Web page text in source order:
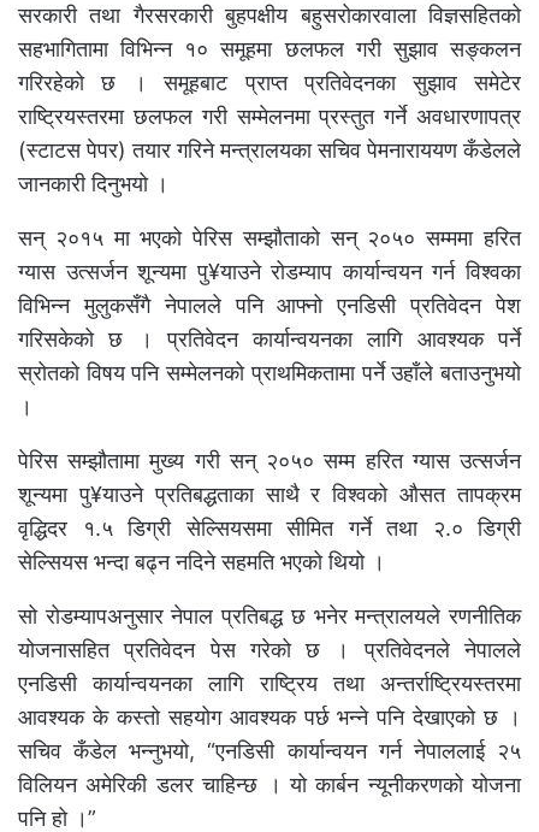
सरकारी तथा गैरसरकारी बुहपक्षीय बहुसरोकारवाला विज्ञसहितको
सहभागितामा विभिन्न १० समूहमा छलफल गरी सुझाव सङ्कलन
गरिरहेको छ । समूहबाट प्राप्त प्रतिवेदनका सुझाव समेटेर
राष्ट्रियस्तरमा छलफल गरी सम्मेलनमा प्रस्तुत गर्ने अवधारणापत्र
(स्टाटस पेपर) तयार गरिने मन्त्रालयका सचिव पेमनाराययण कँडेलले
जानकारी दिनुभयो ।
सन् २०१५ मा भएको पेरिस सम्झौताको सन् २०५० सम्ममा हरित
ग्यास उत्सर्जन शून्यमा पु¥याउने रोडम्याप कार्यान्वयन गर्न विश्वका
विभिन्न मुलुकसँगै नेपालले पनि आफ्नो एनडिसी प्रतिवेदन पेश
गरिसकेको छ । प्रतिवेदन कार्यान्वयनका लागि आवश्यक पर्ने
स्रोतको विषय पनि सम्मेलनको प्राथमिकतामा पर्ने उहाँले बताउनुभयो
।
पेरिस सम्झौतामा मुख्य गरी सन् २०५० सम्म हरित ग्यास उत्सर्जन
शून्यमा पु¥याउने प्रतिबद्धताका साथै र विश्वको औसत तापक्रम
वृद्धिदर १.५ डिग्री सेल्सियसमा सीमित गर्ने तथा २.० डिग्री
सेल्सियस भन्दा बढ्न नदिने सहमति भएको थियो ।
सो रोडम्यापअनुसार नेपाल प्रतिबद्ध छ भनेर मन्त्रालयले रणनीतिक
योजनासहित प्रतिवेदन पेस गरेको छ । प्रतिवेदनले नेपालले
एनडिसी कार्यान्वयनका लागि राष्ट्रिय तथा अन्तर्राष्ट्रियस्तरमा
आवश्यक के कस्तो सहयोग आवश्यक पर्छ भन्ने पनि देखाएको छ ।
सचिव कँडेल भन्नुभयो, “एनडिसी कार्यान्वयन गर्न नेपाललाई २५
विलियन अमेरिकी डलर चाहिन्छ । यो कार्बन न्यूनीकरणको योजना
पनि हो ।”